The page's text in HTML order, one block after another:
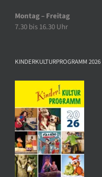
Montag – Freitag
7.30 bis 16.30 Uhr
KINDERKULTURPROGRAMM 2026